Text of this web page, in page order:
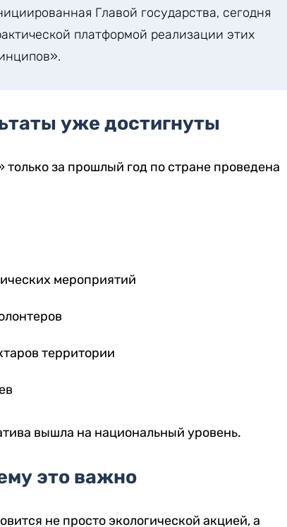
Главой государства, сегодня
платформой реализации этих
уже достигнуты
только за прошлый год по стране проведена
мероприятий
территории
вышла на национальный уровень.
это важно
не просто экологической акцией, а